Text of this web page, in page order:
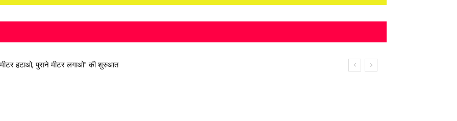
हटाओ, पुराने मीटर लगाओ” की शुरुआत
सिंह देव से मिले सांसद विजय बघेल